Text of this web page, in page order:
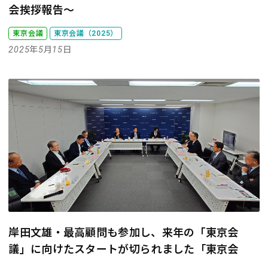
会挨拶報告～
東京会議 東京会議（2025）
2025年5月15日
岸田文雄・最高顧問も参加し、来年の「東京会
議」に向けたスタートが切られました 「東京会